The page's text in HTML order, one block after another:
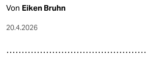
Von Eiken Bruhn
20.4.2026